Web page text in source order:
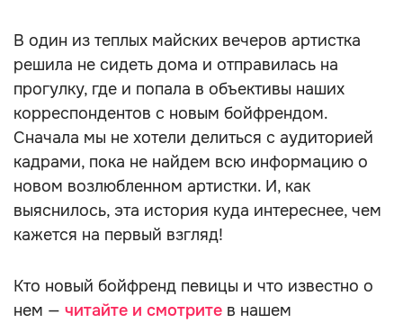
В один из теплых майских вечеров артистка
решила не сидеть дома и отправилась на
прогулку, где и попала в объективы наших
корреспондентов с новым бойфрендом.
Сначала мы не хотели делиться с аудиторией
кадрами, пока не найдем всю информацию о
новом возлюбленном артистки. И, как
выяснилось, эта история куда интереснее, чем
кажется на первый взгляд!
Кто новый бойфренд певицы и что известно о
нем — читайте и смотрите в нашем